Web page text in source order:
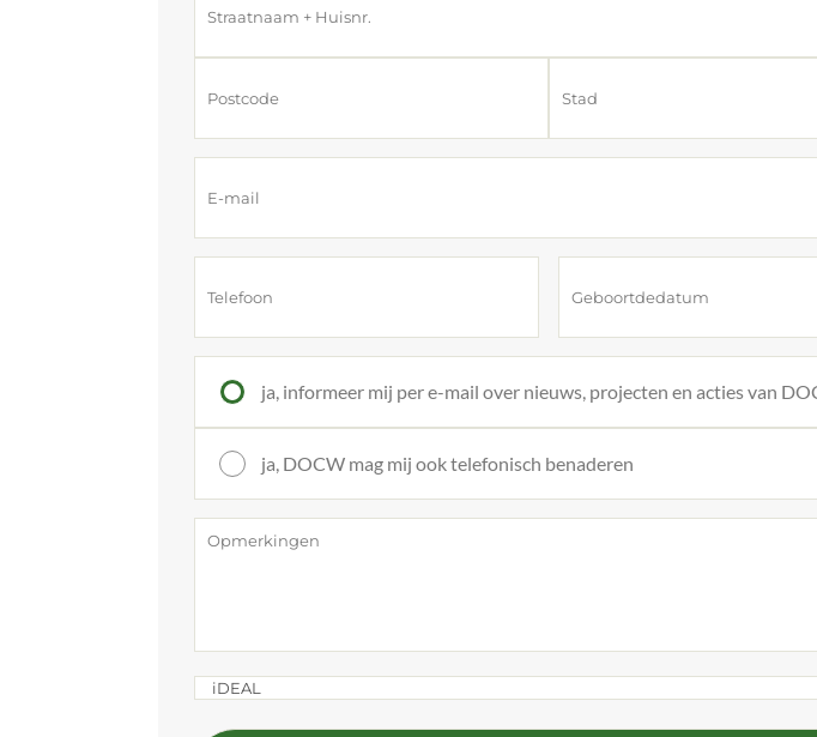
DD
MM
JJJJ
ja, informeer mij per e-mail over nieuws, projecten en acties van
ja, DOCW mag mij ook telefonisch benaderen